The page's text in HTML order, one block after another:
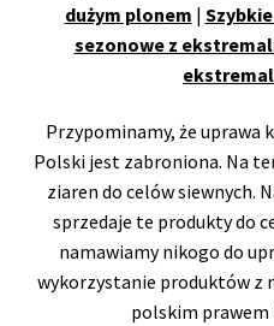
dużym plonem |
sezonowe z
Przypominamy, że uprawa
Polski jest zabroniona. Na
ziaren do celów siewnych.
sprzedaje te produkty do
namawiamy nikogo do
wykorzystanie produktów z
polskim prawem